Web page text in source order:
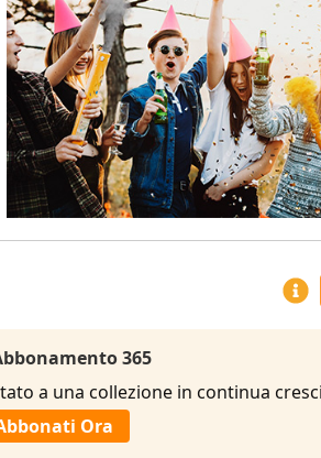
365
a una collezione in continua
Ora